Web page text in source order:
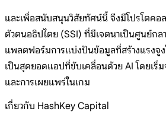
และเพื่อสนับสนุนวิสัยทัศน์นี้ จึงมีโปรโตคอล
ตัวตนอธิปไตย (SSI) ที่มีเจตนาเป็นศูนย์กล
แพลตฟอร์มการแบ่งปันข้อมูลที่สร้างแรงจูง
เป็นสุดยอดแอปที่ขับเคลื่อนด้วย AI โดยเริ่ม
และการเผยแพร่ในเกม
เกี่ยวกับ HashKey Capital